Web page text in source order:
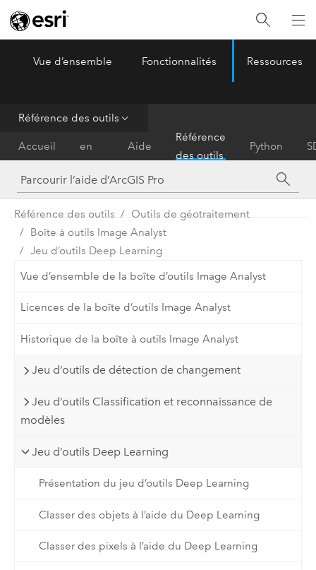
ArcGIS Pro
Vue d’ensemble Fonctionnalités Ressources
Référence des outils
Accueil
en
main
Aide
Référence
des outils
Python
Référence des outils
Outils de géotraitement
Boîte à outils Image Analyst
Jeu d’outils Deep Learning
Vue d’ensemble de la boîte d’outils Image Analyst
Licences de la boîte d’outils Image Analyst
Historique de la boîte à outils Image Analyst
Jeu d’outils de détection de changement
Jeu d’outils Classification et reconnaissance de
modèles
Jeu d’outils Deep Learning
Présentation du jeu d’outils Deep Learning
Classer des objets à l’aide du Deep Learning
Classer des pixels à l’aide du Deep Learning